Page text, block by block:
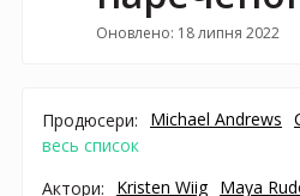
Оновлено: 18 липня 2022
Продюсери: Michael Andrews
весь список
Актори:
Kristen Wiig Maya